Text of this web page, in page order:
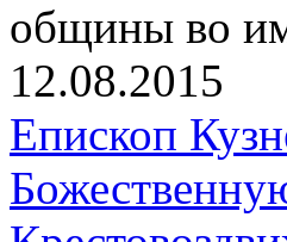
общины во
12.08.2015
Епископ